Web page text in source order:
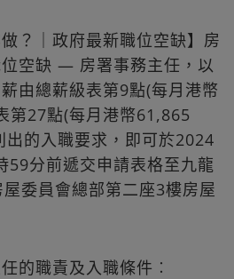
做？｜政府最新職位空缺】房
空缺 — 房署事務主任，以
由總薪級表第9點(每月港幣
第27點(每月港幣61,865
出的入職要求，即可於2024
59分前遞交申請表格至九龍
委員會總部第二座3樓房屋
的職責及入職條件︰